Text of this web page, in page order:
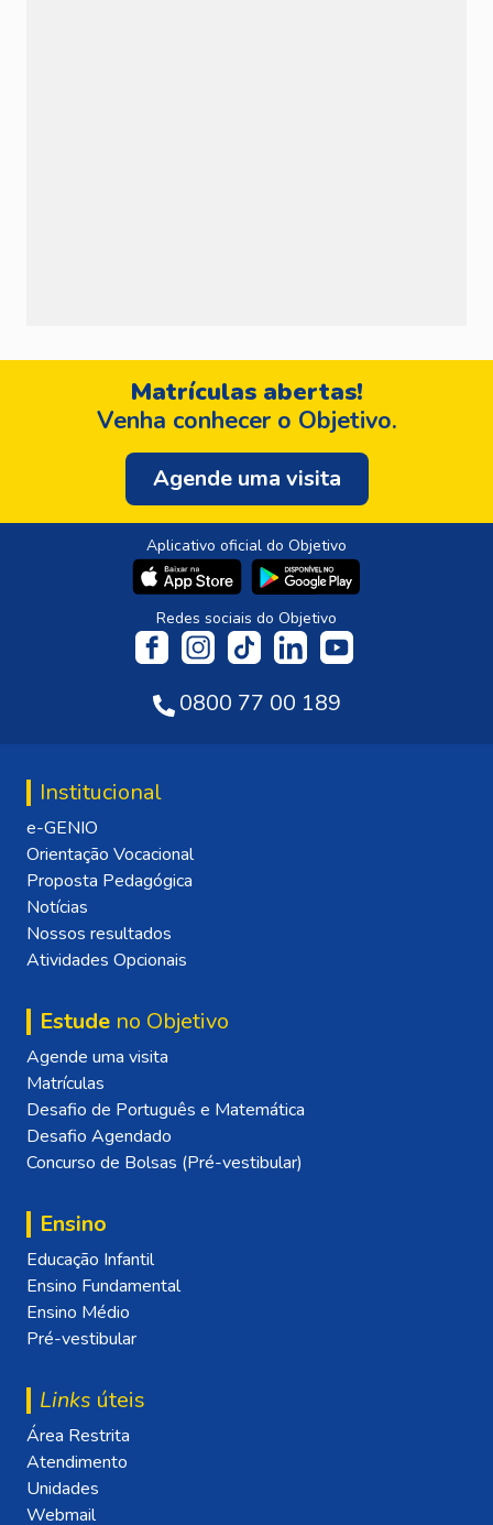
Matrículas abertas!
Venha conhecer o Objetivo.
Agende uma visita
Aplicativo oficial do Objetivo
Redes sociais do Objetivo
0800 77 00 189
Institucional
e-GENIO
Orientação Vocacional
Proposta Pedagógica
Notícias
Nossos resultados
Atividades Opcionais
Estude no Objetivo
Agende uma visita
Matrículas
Desafio de Português e Matemática
Desafio Agendado
Concurso de Bolsas (Pré-vestibular)
Ensino
Educação Infantil
Ensino Fundamental
Ensino Médio
Pré-vestibular
Links úteis
Área Restrita
Atendimento
Unidades
Webmail